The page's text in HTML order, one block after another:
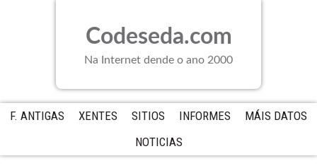
Codeseda.com
Na Internet dende o ano 2000
F. ANTIGAS XENTES SITIOS INFORMES
MÁIS DATOS
NOTICIAS